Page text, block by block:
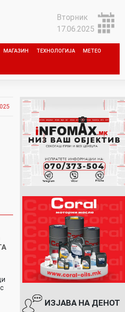
Вторник
17.06.2025
МАГАЗИН ТЕХНОЛОГИЈА МЕТЕО
ИЗЈАВА НА ДЕНОТ